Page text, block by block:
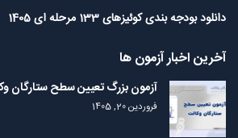
دانلود بودجه بندی کوئیزهای 133 مرحله ای 1405
آخرین اخبار آزمون ها
آزمون بزرگ تعیین سطح ستارگان وکالت
فروردین 20, 1405